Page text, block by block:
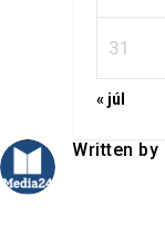
31
« júl
Written by